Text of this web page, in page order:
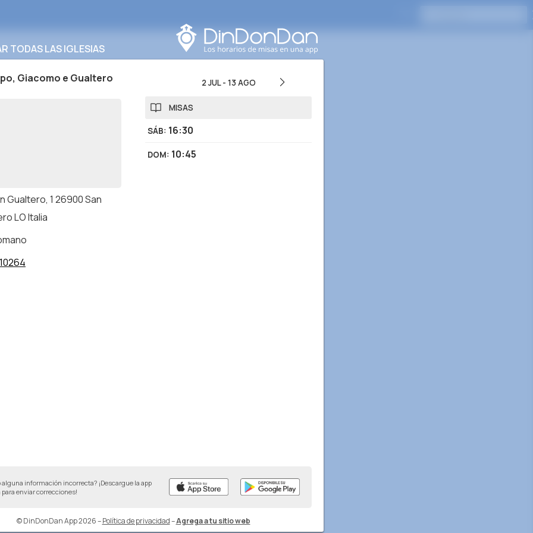
TODAS LAS IGLESIAS
Giacomo e Gualtero
Gualtero, 1 26900 San
LO Italia
2 JUL- 13 AGO
MISAS
SÁB: 16:30
DOM: 10:45
alguna información incorrecta? ¡Descargue la app
para enviar correcciones!
© DinDonDan App 2026– Política de privacidad–Agrega a tu sitio web